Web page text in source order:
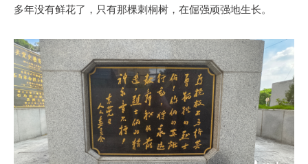
多年没有鲜花了，只有那棵刺桐树，在倔强顽强地生长。